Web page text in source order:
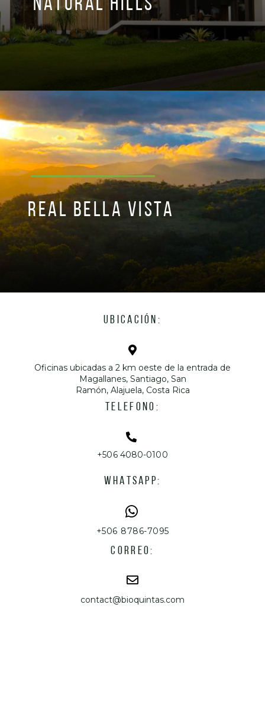
NATURAL HILLS
REAL BELLA VISTA
UBICACIÓN:
Oficinas ubicadas a 2 km oeste de la entrada de
Magallanes, Santiago, San
Ramón, Alajuela, Costa Rica
TELEFONO:
+506 4080-0100
WHATSAPP:
+506 8786-7095
CORREO:
contact@bioquintas.com